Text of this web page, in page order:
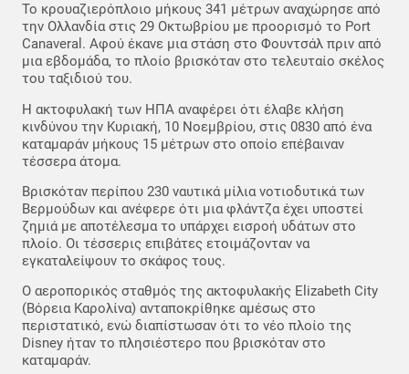
Το κρουαζιερόπλοιο μήκους 341 μέτρων αναχώρησε από
την Ολλανδία στις 29 Οκτωβρίου με προορισμό το Port
Canaveral. Αφού έκανε μια στάση στο Φουντσάλ πριν από
μια εβδομάδα, το πλοίο βρισκόταν στο τελευταίο σκέλος
του ταξιδιού του.
Η ακτοφυλακή των ΗΠΑ αναφέρει ότι έλαβε κλήση
κινδύνου την Κυριακή, 10 Νοεμβρίου, στις 0830 από ένα
καταμαράν μήκους 15 μέτρων στο οποίο επέβαιναν
τέσσερα άτομα.
Βρισκόταν περίπου 230 ναυτικά μίλια νοτιοδυτικά των
Βερμούδων και ανέφερε ότι μια φλάντζα έχει υποστεί
ζημιά με αποτέλεσμα το υπάρχει εισροή υδάτων στο
πλοίο. Οι τέσσερις επιβάτες ετοιμάζονταν να
εγκαταλείψουν το σκάφος τους.
Ο αεροπορικός σταθμός της ακτοφυλακής Elizabeth City
(Βόρεια Καρολίνα) ανταποκρίθηκε αμέσως στο
περιστατικό, ενώ διαπίστωσαν ότι το νέο πλοίο της
Disney ήταν το πλησιέστερο που βρισκόταν στο
καταμαράν.